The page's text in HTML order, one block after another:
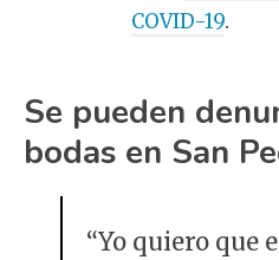
COVID-19.
Se pueden
bodas en San
“Yo quiero que